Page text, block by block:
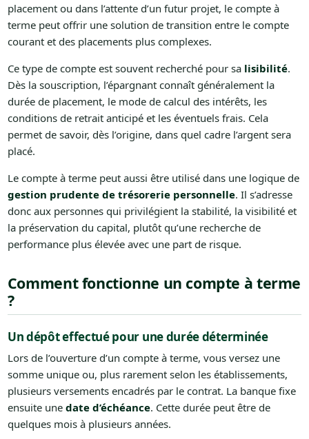
placement ou dans l’attente d’un futur projet, le compte à
terme peut offrir une solution de transition entre le compte
courant et des placements plus complexes.
Ce type de compte est souvent recherché pour sa lisibilité.
Dès la souscription, l’épargnant connaît généralement la
durée de placement, le mode de calcul des intérêts, les
conditions de retrait anticipé et les éventuels frais. Cela
permet de savoir, dès l’origine, dans quel cadre l’argent sera
placé.
Le compte à terme peut aussi être utilisé dans une logique de
gestion prudente de trésorerie personnelle. Il s’adresse
donc aux personnes qui privilégient la stabilité, la visibilité et
la préservation du capital, plutôt qu’une recherche de
performance plus élevée avec une part de risque.
Comment fonctionne un compte à terme
?
Un dépôt effectué pour une durée déterminée
Lors de l’ouverture d’un compte à terme, vous versez une
somme unique ou, plus rarement selon les établissements,
plusieurs versements encadrés par le contrat. La banque fixe
ensuite une date d’échéance. Cette durée peut être de
quelques mois à plusieurs années.